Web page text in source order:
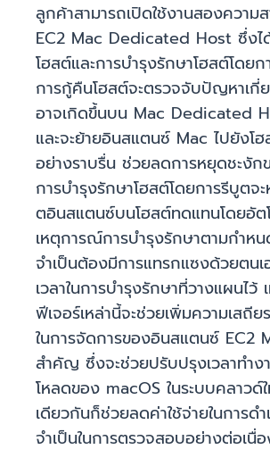
ลูกค้าสามารถเปิดใช้งานสองความ
EC2 Mac Dedicated Host ซึ่ง
โฮสต์และการบำรุงรักษาโฮสต์โดย
การกู้คืนโฮสต์จะตรวจจับปัญหาเกี่
อาจเกิดขึ้นบน Mac Dedicated
และจะย้ายอินสแตนซ์ Mac ไปยังโ
อย่างราบรื่น ช่วยลดการหยุดชะงัก
การบำรุงรักษาโฮสต์โดยการรีบูตจ
ตอินสแตนซ์บนโฮสต์ทดแทนโดยอัต
เหตุการณ์การบำรุงรักษาตามกำหน
จำเป็นต้องมีการแทรกแซงด้วยตนเ
เวลาในการบำรุงรักษาที่วางแผนไว้
ฟีเจอร์เหล่านี้จะช่วยเพิ่มความเสถีย
ในการจัดการของอินสแตนซ์ EC2
สำคัญ ซึ่งจะช่วยปรับปรุงเวลาทำง
โหลดของ macOS ในระบบคลาวด์
เดียวกันก็ช่วยลดค่าใช้จ่ายในการด
จำเป็นในการตรวจสอบอย่างต่อเนื่